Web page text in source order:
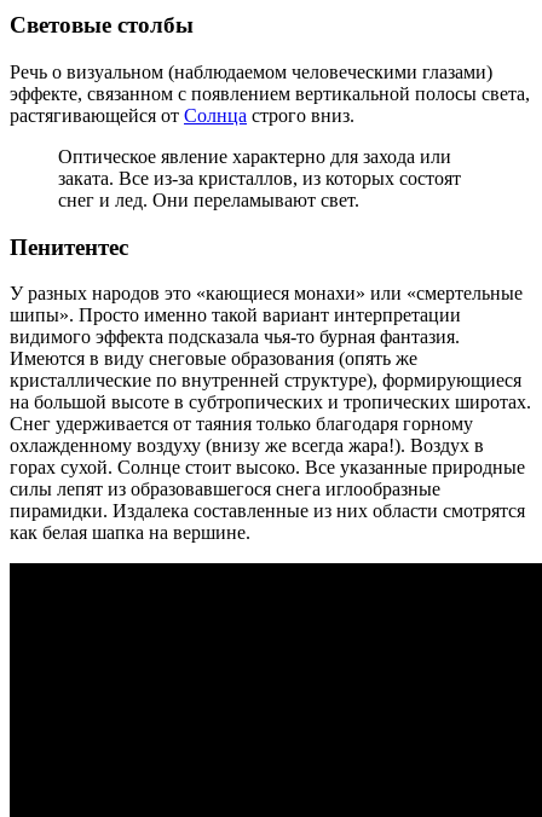
Световые столбы
Речь о визуальном (наблюдаемом человеческими глазами)
эффекте, связанном с появлением вертикальной полосы света,
растягивающейся от Солнца строго вниз.
Оптическое явление характерно для захода или
заката. Все из-за кристаллов, из которых состоят
снег и лед. Они переламывают свет.
Пенитентес
У разных народов это «кающиеся монахи» или «смертельные
шипы». Просто именно такой вариант интерпретации
видимого эффекта подсказала чья-то бурная фантазия.
Имеются в виду снеговые образования (опять же
кристаллические по внутренней структуре), формирующиеся
на большой высоте в субтропических и тропических широтах.
Снег удерживается от таяния только благодаря горному
охлажденному воздуху (внизу же всегда жара!). Воздух в
горах сухой. Солнце стоит высоко. Все указанные природные
силы лепят из образовавшегося снега иглообразные
пирамидки. Издалека составленные из них области смотрятся
как белая шапка на вершине.